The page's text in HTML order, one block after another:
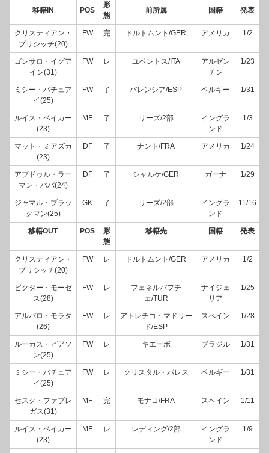
移籍IN POS
形
態
前所属 国籍 発表
クリスティアン・
プリシッチ(20)
FW 完 ドルトムント/GER アメリカ 1/2
ゴンサロ・イグア
イン(31)
FW レ ユベントス/ITA
アルゼン
チン
1/23
ミシー・バチュア
イ(25)
FW 了 バレンシア/ESP ベルギー 1/31
ルイス・ベイカー
(23)
MF 了 リーズ/2部
イングラ
ンド
1/3
マット・ミアズカ
(23)
DF 了 ナント/FRA アメリカ 1/24
アブドゥル・ラー
マン・ババ(24)
DF 了 シャルケ/GER ガーナ 1/29
ジャマル・ブラッ
クマン(25)
GK 了 リーズ/2部
イングラ
ンド
11/16
移籍OUT POS
形
態
移籍先 国籍 発表
クリスティアン・
プリシッチ(20)
FW レ ドルトムント/GER アメリカ 1/2
ビクター・モーゼ
ス(28)
FW レ
フェネルバフチ
ェ/TUR
ナイジェ
リア
1/25
アルバロ・モラタ
(26)
FW レ
アトレチコ・マドリー
ド/ESP
スペイン 1/28
ルーカス・ピアソ
ン(25)
FW レ キエーボ ブラジル 1/31
ミシー・バチュア
イ(25)
FW レ クリスタル・パレス ベルギー 1/31
セスク・ファブレ
ガス(31)
MF 完 モナコ/FRA スペイン 1/11
ルイス・ベイカー
(23)
MF レ レディング/2部
イングラ
ンド
1/9